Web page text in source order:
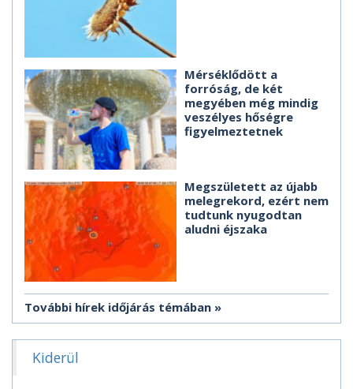
Mérséklődött a
forróság, de két
megyében még mindig
veszélyes hőségre
figyelmeztetnek
Megszületett az újabb
melegrekord, ezért nem
tudtunk nyugodtan
aludni éjszaka
További hírek időjárás témában
Kiderül